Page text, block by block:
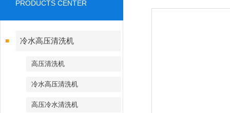
PRODUCTS CENTER
冷水高压清洗机
高压清洗机
冷水高压清洗机
高压冷水清洗机